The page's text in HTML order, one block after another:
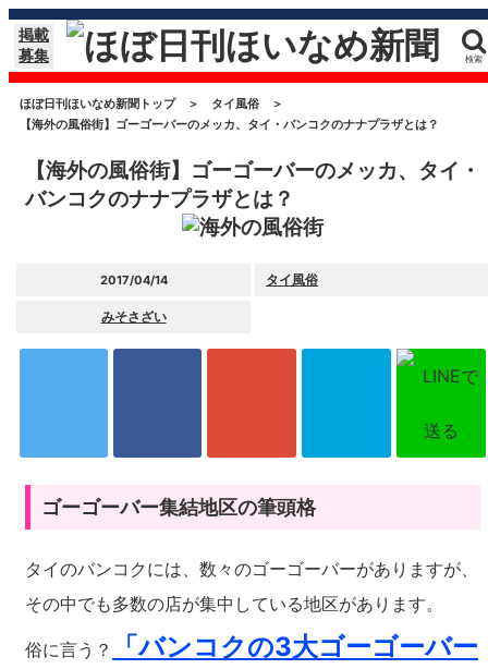
掲載
募集
検索
ほぼ日刊ほいなめ新聞トップ ＞ タイ風俗
＞
【海外の風俗街】ゴーゴーバーのメッカ、タイ・バンコクのナナプラザとは？
【海外の風俗街】ゴーゴーバーのメッカ、タイ・
バンコクのナナプラザとは？
2017/04/14 タイ風俗
みそさざい
ゴーゴーバー集結地区の筆頭格
タイのバンコクには、数々のゴーゴーバーがありますが、
その中でも多数の店が集中している地区があります。
俗に言う？
「バンコクの3大ゴーゴーバー